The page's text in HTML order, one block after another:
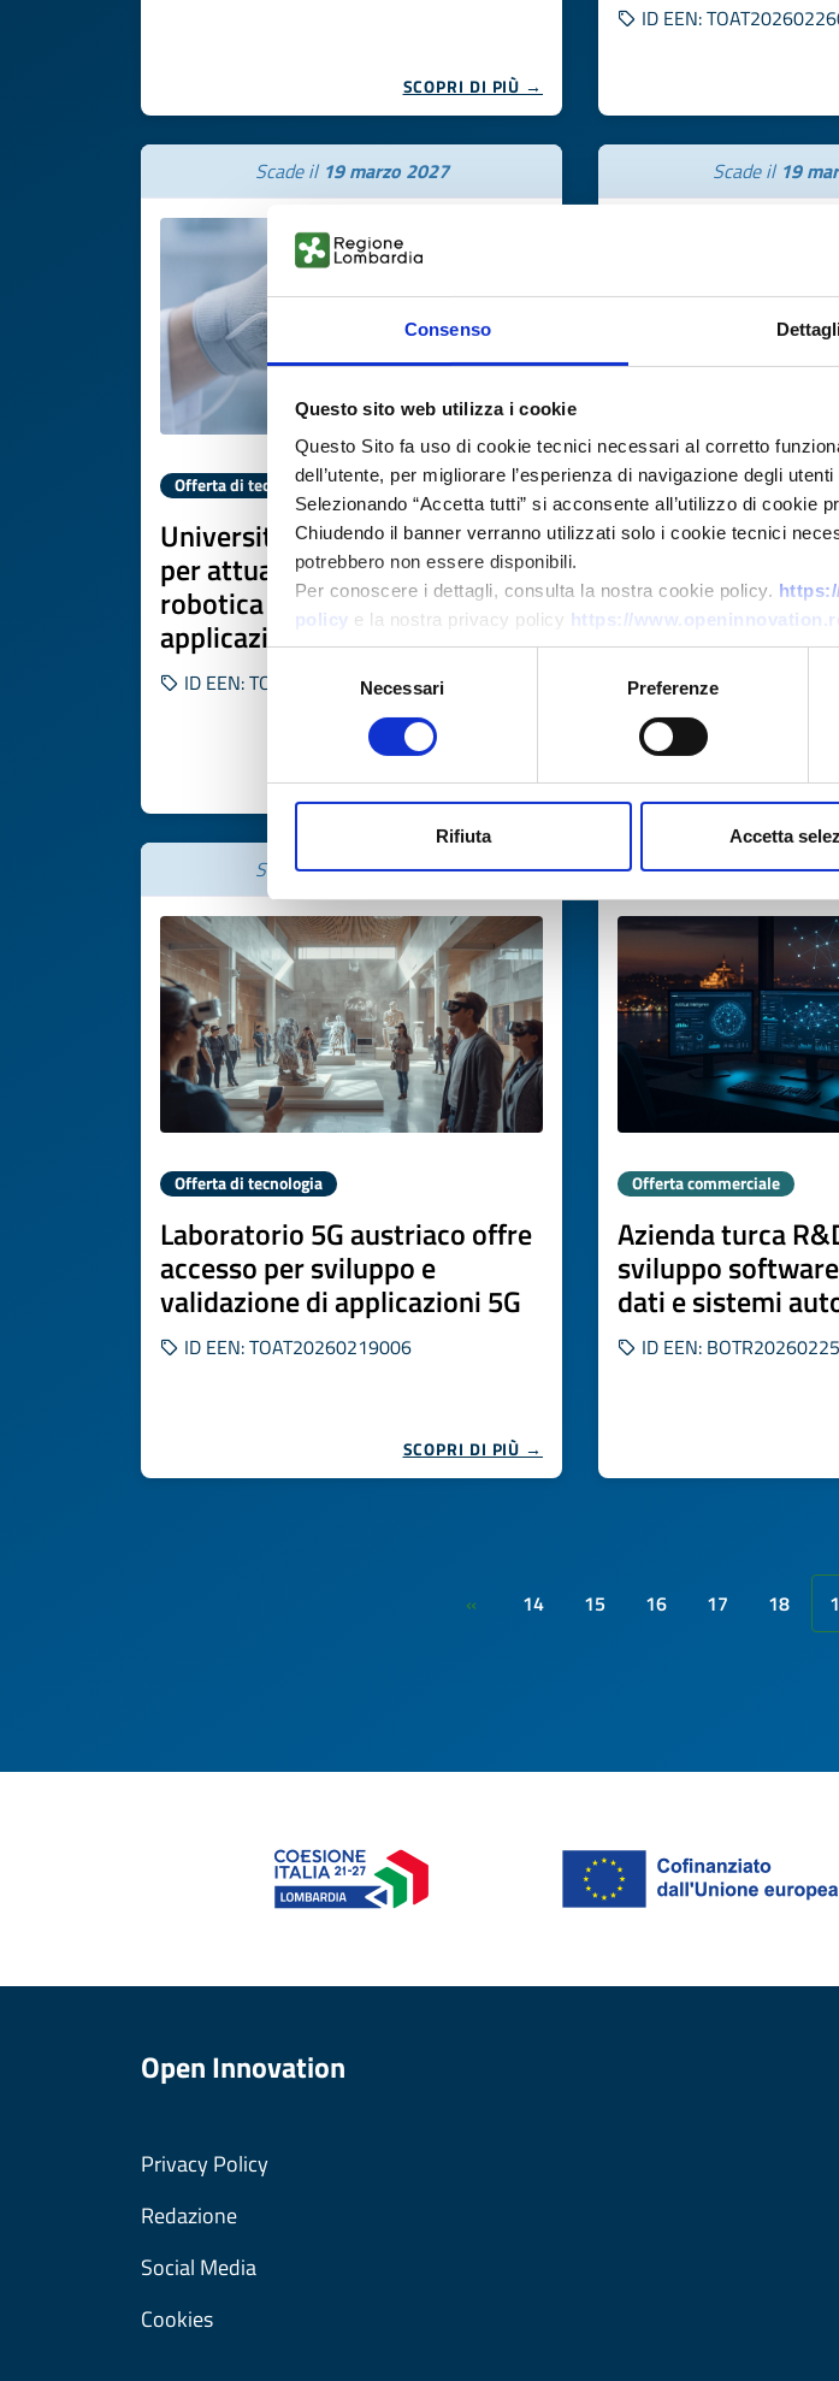
Consenso
Questo sito web utilizza i cookie
Questo Sito fa uso di cookie tecnici necessari al corretto
dell’utente, per migliorare l’esperienza di navigazione degli
Selezionando “Accetta tutti” si acconsente all’utilizzo di cookie
Chiudendo il banner verranno utilizzati solo i cookie tecnici
potrebbero non essere disponibili.
Per conoscere i dettagli, consulta la nostra cookie policy.
policy e la nostra privacy policy https://
del
Necessari Preferenze
Rifiuta Accetta
SCOPRI DI PIÙ →
ID EEN:
Scade il 19 marzo 2027
Offerta di tecnologia
Università turca offre brevetto
per attuatori tessili per
robotica morbida e
applicazioni indossabili
ID EEN: TOTR20260225002
SCOPRI DI PIÙ →
Scade il 19
Offerta di tecnologia
PMI tedesca
cerca partner
distributori
ID EEN:
Scade il19 marzo 2027
Offerta di tecnologia
Laboratorio 5G austriaco offre
accesso per sviluppo e
validazione di applicazioni 5G
ID EEN: TOAT20260219006
SCOPRI DI PIÙ →
Scade il20
Offerta commerciale
Azienda turca
sviluppo
dati e sistemi
ID EEN:
« 14 15 16 17 18
Open Innovation
Privacy Policy
Redazione
Social Media
Cookies